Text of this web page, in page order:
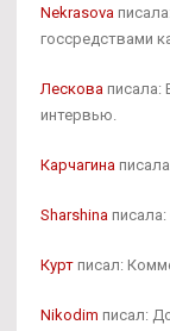
Nekrasova
госсредствами
Лескова писала:
интервью.
Карчагина
Sharshina
Курт писал:
Nikodim писал: